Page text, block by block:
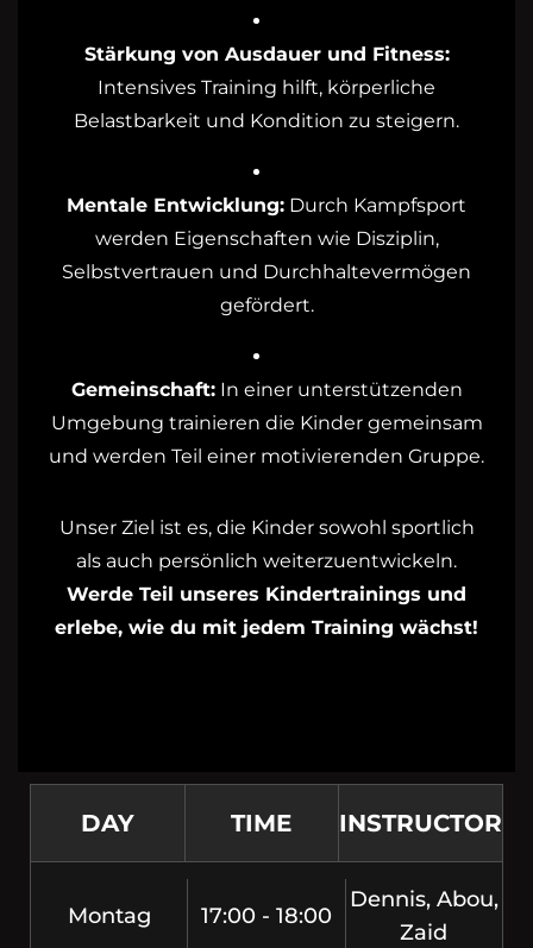
Stärkung von Ausdauer und Fitness:
Intensives Training hilft, körperliche
Belastbarkeit und Kondition zu steigern.
Mentale Entwicklung: Durch Kampfsport
werden Eigenschaften wie Disziplin,
Selbstvertrauen und Durchhaltevermögen
gefördert.
Gemeinschaft:In einer unterstützenden
Umgebung trainieren die Kinder gemeinsam
und werden Teil einer motivierenden Gruppe.
Unser Ziel ist es, die Kinder sowohl sportlich
als auch persönlich weiterzuentwickeln.
Werde Teil unseres Kindertrainings und
erlebe, wie du mit jedem Training wächst!
DAY TIME INSTRUCTOR
Montag 17:00 - 18:00
Dennis, Abou,
Zaid